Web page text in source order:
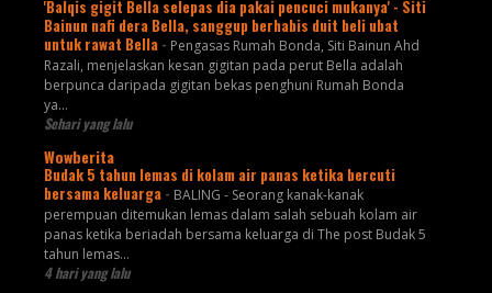
'Balqis gigit Bella selepas dia pakai pencuci mukanya' - Siti
Bainun nafi dera Bella, sanggup berhabis duit beli ubat
untuk rawat Bella - Pengasas Rumah Bonda, Siti Bainun Ahd
Razali, menjelaskan kesan gigitan pada perut Bella adalah
berpunca daripada gigitan bekas penghuni Rumah Bonda
ya...
Sehari yang lalu
Wowberita
Budak 5 tahun lemas di kolam air panas ketika bercuti
bersama keluarga - BALING - Seorang kanak-kanak
perempuan ditemukan lemas dalam salah sebuah kolam air
panas ketika beriadah bersama keluarga di The post Budak 5
tahun lemas...
4 hari yang lalu